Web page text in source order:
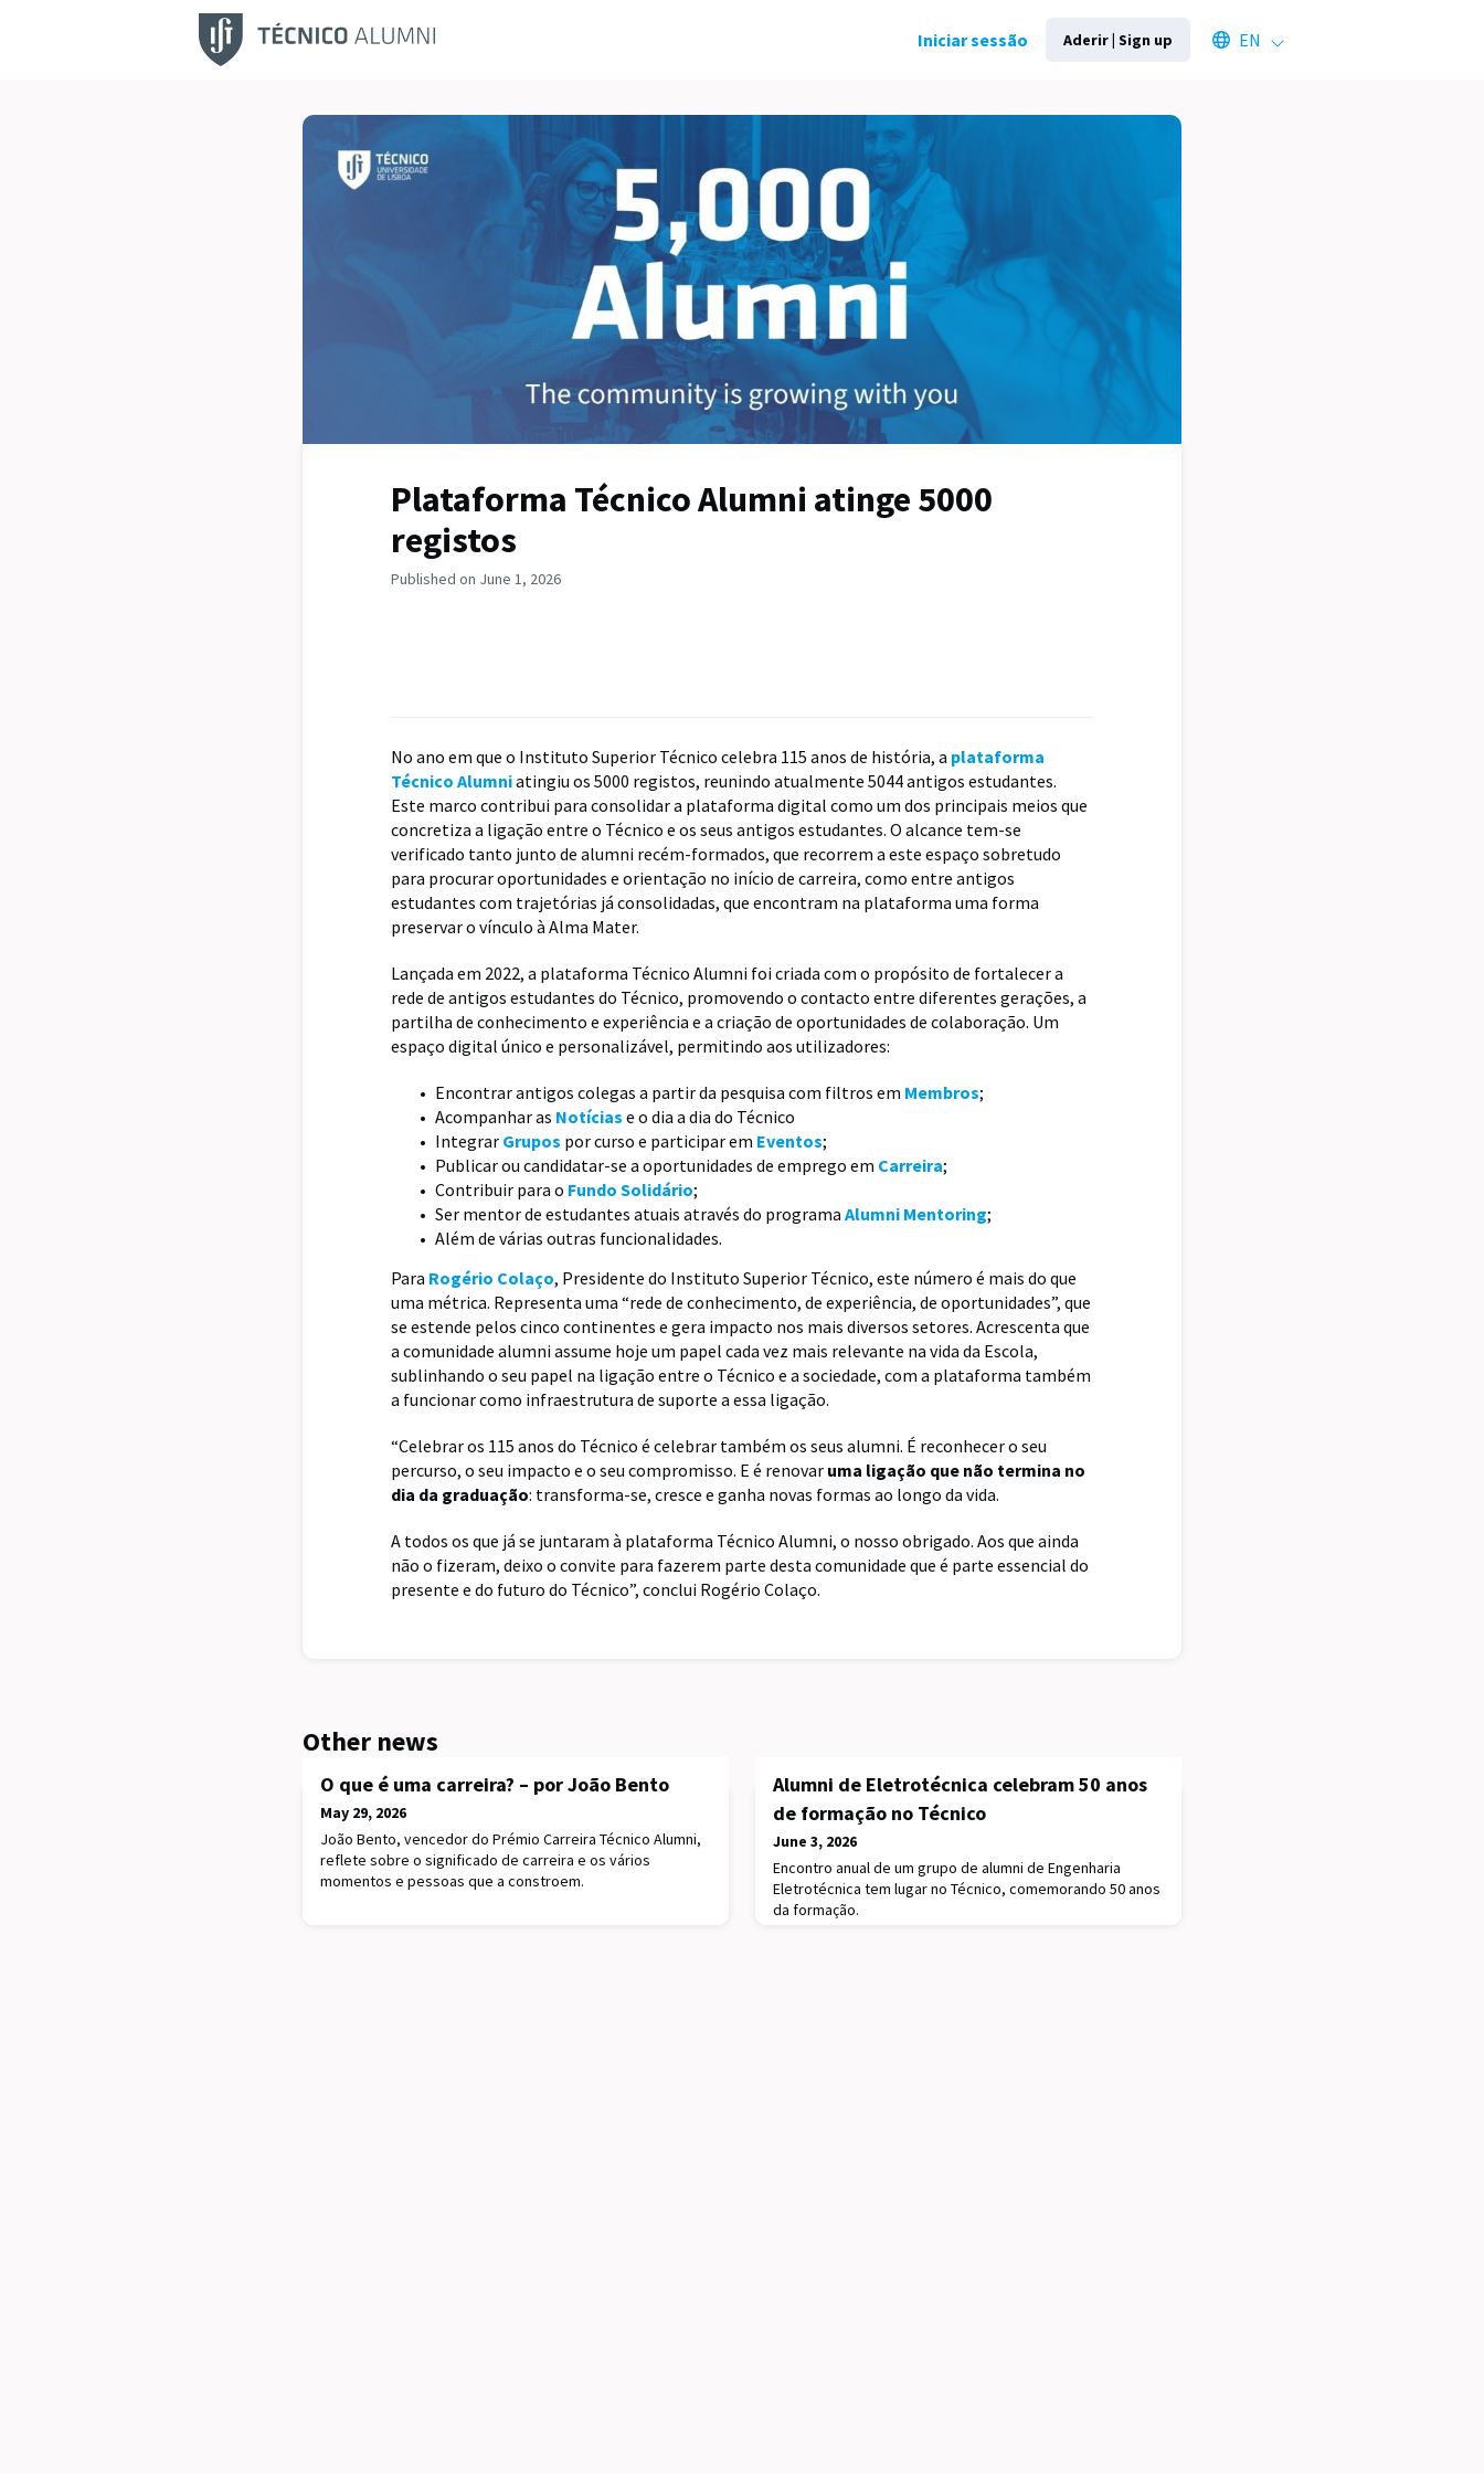
Notícias Carreira
Iniciar sessão Aderir | Sign up Select an available language
EN
Plataforma Técnico Alumni atinge 5000
registos
Published on June 1, 2026
No ano em que o Instituto Superior Técnico celebra 115 anos de história, a plataforma
Técnico Alumniatingiu os 5000 registos, reunindo atualmente 5044 antigos estudantes.
Este marco contribui para consolidar a plataforma digital como um dos principais meios que
concretiza a ligação entre o Técnico e os seus antigos estudantes. O alcance tem-se
verificado tanto junto de alumni recém-formados, que recorrem a este espaço sobretudo
para procurar oportunidades e orientação no início de carreira, como entre antigos
estudantes com trajetórias já consolidadas, que encontram na plataforma uma forma
preservar o vínculo à Alma Mater.
Lançada em 2022, a plataforma Técnico Alumni foi criada com o propósito de fortalecer a
rede de antigos estudantes do Técnico, promovendo o contacto entre diferentes gerações, a
partilha de conhecimento e experiência e a criação de oportunidades de colaboração. Um
espaço digital único e personalizável, permitindo aos utilizadores:
Encontrar antigos colegas a partir da pesquisa com filtros em Membros;
Acompanhar as Notícias e o dia a dia do Técnico
Integrar Grupos por curso e participar em Eventos;
Publicar ou candidatar-se a oportunidades de emprego em Carreira;
Contribuir para o Fundo Solidário;
Ser mentor de estudantes atuais através do programa Alumni Mentoring;
Além de várias outras funcionalidades.
Para Rogério Colaço, Presidente do Instituto Superior Técnico, este número é mais do que
uma métrica. Representa uma “rede de conhecimento, de experiência, de oportunidades”, que
se estende pelos cinco continentes e gera impacto nos mais diversos setores. Acrescenta que
a comunidade alumni assume hoje um papel cada vez mais relevante na vida da Escola,
sublinhando o seu papel na ligação entre o Técnico e a sociedade, com a plataforma também
a funcionar como infraestrutura de suporte a essa ligação.
“Celebrar os 115 anos do Técnico é celebrar também os seus alumni. É reconhecer o seu
percurso, o seu impacto e o seu compromisso. E é renovar uma ligação que não termina no
dia da graduação: transforma-se, cresce e ganha novas formas ao longo da vida.
A todos os que já se juntaram à plataforma Técnico Alumni, o nosso obrigado. Aos que ainda
não o fizeram, deixo o convite para fazerem parte desta comunidade que é parte essencial do
presente e do futuro do Técnico”, conclui Rogério Colaço.
Other news
O que é uma carreira? – por João Bento
May 29, 2026
João Bento, vencedor do Prémio Carreira Técnico Alumni,
reflete sobre o significado de carreira e os vários
momentos e pessoas que a constroem.
Alumni de Eletrotécnica celebram 50 anos
de formação no Técnico
June 3, 2026
Encontro anual de um grupo de alumni de Engenharia
Eletrotécnica tem lugar no Técnico, comemorando 50 anos
da formação.